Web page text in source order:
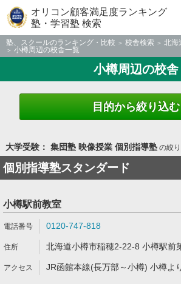
オリコン顧客満足度ランキング
塾・学習塾 検索
塾、スクールのランキング・比較 校舎検索
北海
小樽周辺の校舎一覧
小樽周辺の校舎
目的から絞り込む
大学受験： 集団塾 映像授業 個別指導塾の絞
個別指導塾スタンダード
小樽駅前教室
0120-747-818
北海道小樽市稲穂2-22-8 小樽駅前
JR函館本線(長万部～小樽) 小樽よ